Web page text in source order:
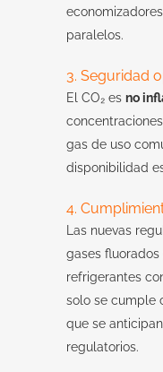
paralelos.
3. Seguridad
El CO₂ es no
gas de uso
disponibilidad
4.
Las nuevas
gases fluorados
refrigerantes
solo se cumple
que se
regulatorios.